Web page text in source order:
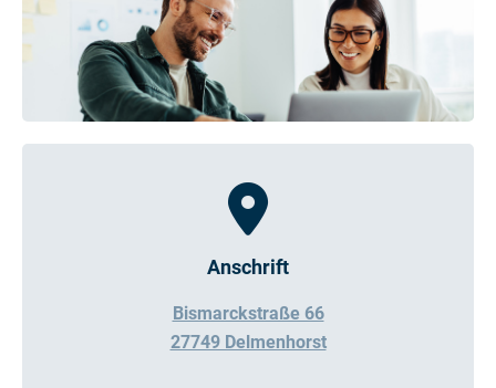
Anschrift
Bismarckstraße 66
27749 Delmenhorst